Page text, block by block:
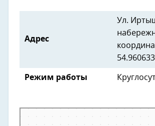
Адрес
Ул.
Режим работы